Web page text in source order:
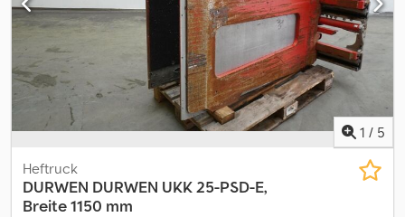
1 / 5
Heftruck
DURWEN DURWEN UKK 25-PSD-E,
Breite 1150 mm